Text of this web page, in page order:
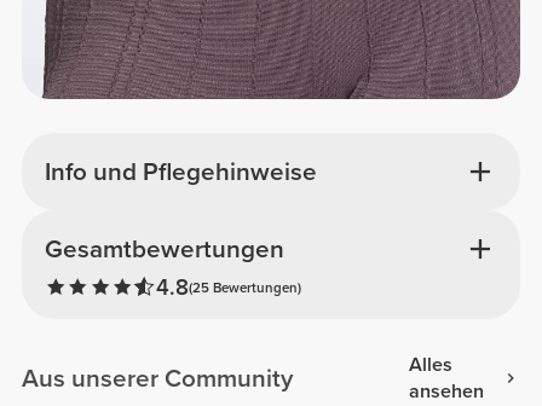
Info und Pflegehinweise
Gesamtbewertungen
4.8(25 Bewertungen)
Aus unserer Community
Alles
ansehen